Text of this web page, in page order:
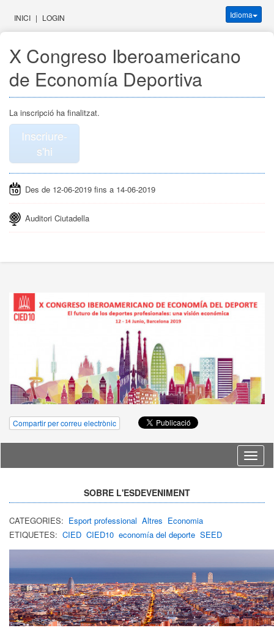
INICI | LOGIN Idioma
X Congreso Iberoamericano
de Economía Deportiva
La inscripció ha finalitzat.
Inscriure-
s'hi
Des de 12-06-2019 fins a 14-06-2019
Auditori Ciutadella
Compartir per correu electrònic
Idioma
SOBRE L'ESDEVENIMENT
CATEGORIES: Esport professional Altres Economia
ETIQUETES: CIED CIED10 economía del deporte SEED